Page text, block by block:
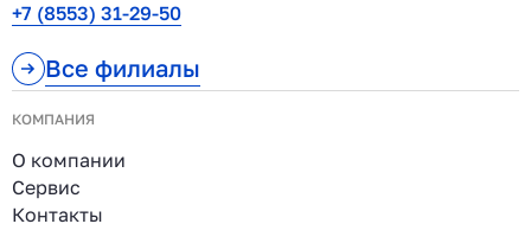
+7 (8553) 31-29-50
Все филиалы
КОМПАНИЯ
О компании
Сервис
Контакты